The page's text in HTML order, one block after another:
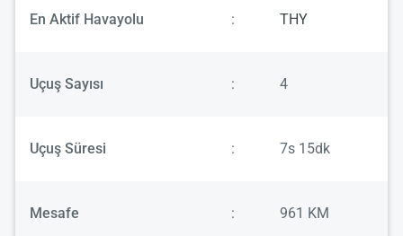
En Aktif Havayolu : THY
Uçuş Sayısı : 4
Uçuş Süresi : 7s 15dk
Mesafe : 961 KM